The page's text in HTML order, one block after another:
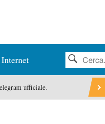
Internet
ufficiale.